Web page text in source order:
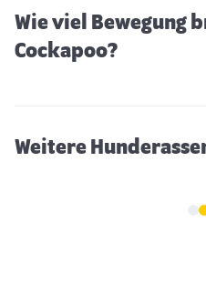
Wie viel Bewegung
Cockapoo?
Weitere
Manchester Terrier